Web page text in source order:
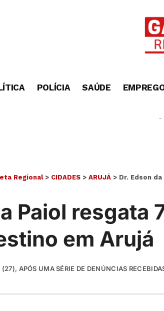
POLÍCIA SAÚDE
-
Regional> CIDADES > ARUJÁ > Dr. Edson
Paiol resgata
em Arujá
APÓS UMA SÉRIE DE DENÚNCIAS